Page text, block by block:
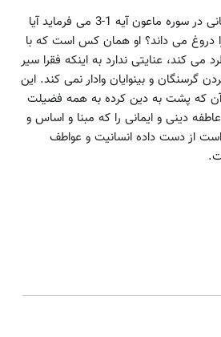
و همچنین راجع به بی ایمانی در سوره ماعون آیه 1-3 می فرماید آیا
دروغ می داند؟ او همان کس است که با
می کند، عنایتی ندارد به اینکه فقرا سیر
گرسنگان و بینوایان وادار نمی کند. این
آن که پشت به دین کرده به همه فضیلت
دینی و ایمانی را که مبنا و اساس و
از دست داده انسانیت و عواطف